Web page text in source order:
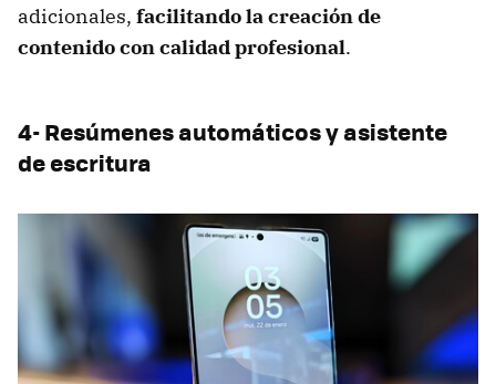
adicionales, facilitando la creación de
contenido con calidad profesional.
4-Resúmenes automáticos y asistente
de escritura